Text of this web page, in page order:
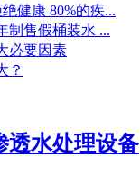
健康 80%的疾...
制售假桶装水 ...
必要因素
？
透水处理设备